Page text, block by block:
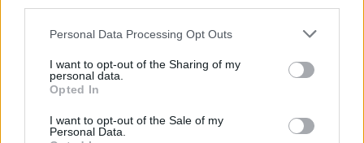
Please note that this website/app uses one or more Google
not limited to your visit or usage behaviour. You may click to
grant or deny consent to Google and its third-party tags to
use your data for below specified purposes in below Google
consent section.
Personal Data Processing Opt Outs
I want to opt-out of the Sharing of my
personal data.
Opted In
I want to opt-out of the Sale of my
Personal Data.
Πιστεύω ότι είχα πολύ επιρροή στους ανθρώπους
αυτές τις μέρες, στις κοινωνίες και θέλω να
αυτοί εκεί, με τον οργανισμό μου. Οπότε, ναι, δεν
ξέρω αν αυτό απάντησε στην ερώτηση σας, αυτά
έγιναν στο περίπου.»